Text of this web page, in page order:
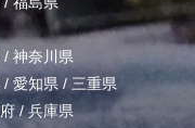
/ 神奈川県
/ 愛知県 / 三重県
/兵庫県